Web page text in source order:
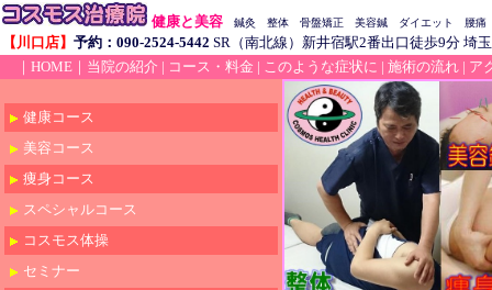
健康と美容 鍼灸 整体 骨盤矯正 美容鍼 ダイエット 腰
【川口店】 予約：090-2524-5442 SR（南北線）新井宿駅2番出口徒歩9分
｜HOME｜ 当院の紹介 | コース・料金 | このような症状に | 施術の流れ | ア
健康コース
美容コース
痩身コース
スペシャルコース
コスモス体操
セミナー